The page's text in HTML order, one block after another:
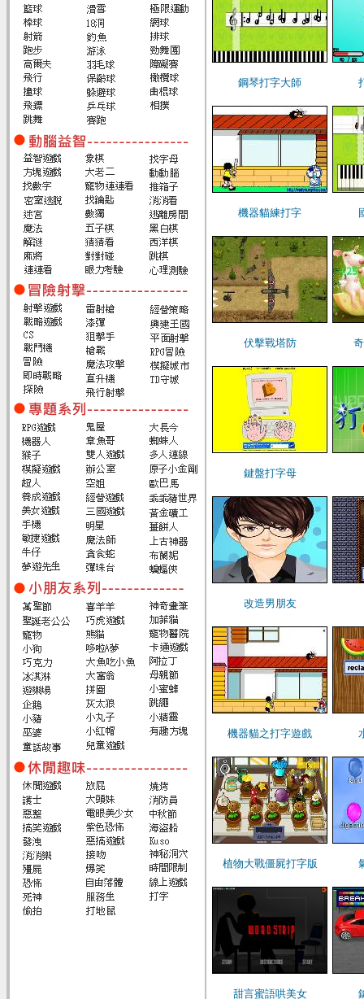
鋼琴打字大師
機器貓練打字
伏擊戰塔防
鍵盤打字母
改造男朋友
機器貓之打字遊戲
植物大戰僵屍打字版
甜言蜜語哄美女